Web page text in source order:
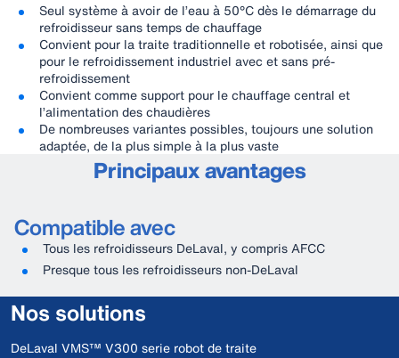
Seul système à avoir de l’eau à 50°C dès le démarrage du
refroidisseur sans temps de chauffage
Convient pour la traite traditionnelle et robotisée, ainsi que
pour le refroidissement industriel avec et sans pré-
refroidissement
Convient comme support pour le chauffage central et
l’alimentation des chaudières
De nombreuses variantes possibles, toujours une solution
adaptée, de la plus simple à la plus vaste
Principaux avantages
Compatible avec
Tous les refroidisseurs DeLaval, y compris AFCC
Presque tous les refroidisseurs non-DeLaval
Nos solutions
DeLaval VMS™ V300 serie robot de traite